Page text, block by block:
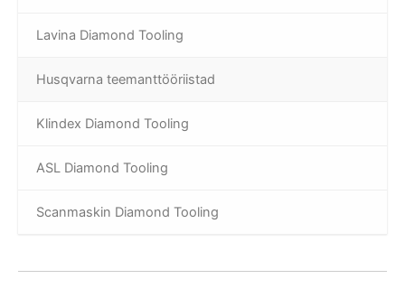
Lavina Diamond Tooling
Husqvarna teemanttööriistad
Klindex Diamond Tooling
ASL Diamond Tooling
Scanmaskin Diamond Tooling